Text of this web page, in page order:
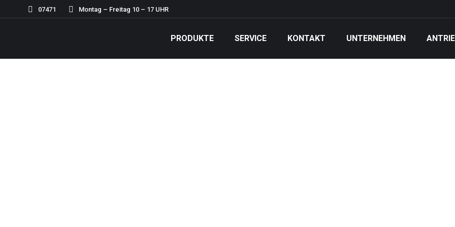
07471 Montag – Freitag 10 – 17 UHR
PRODUKTE SERVICE KONTAKT UNTERNEHMEN